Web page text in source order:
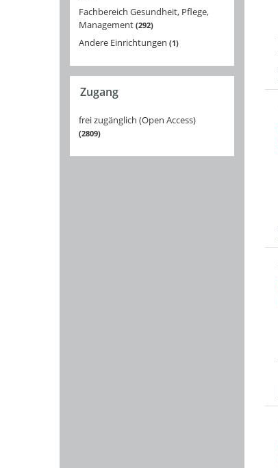
Fachbereich Gesundheit, Pflege,
Management 292
Andere Einrichtungen 1
Zugang
frei zugänglich (Open Access)
2809